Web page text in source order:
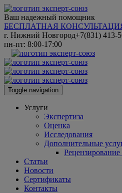
Ваш надежный помощник
БЕСПЛАТНАЯ
г. Нижний Новгород+7(831) 413-
пн-пт: 8:00-17:00
Toggle navigation
Услуги
Экспертиза
Оценка
Исследования
Дополнительные
Статьи
Новости
Сертификаты
Контакты